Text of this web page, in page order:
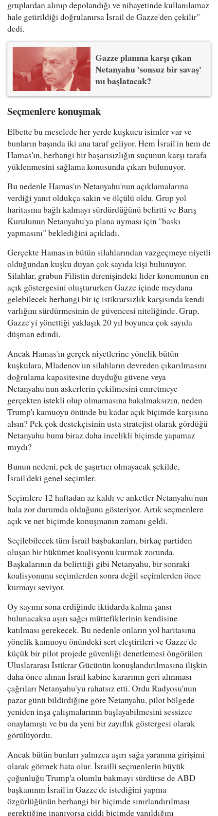
gruplardan alınıp depolandığı ve nihayetinde kullanılamaz
hale getirildiği doğrulanırsa İsrail de Gazze'den çekilir"
dedi.
Gazze planına karşı çıkan
Netanyahu 'sonsuz bir savaş'
mı başlatacak?
Seçmenlere konuşmak
Elbette bu meselede her yerde kuşkucu isimler var ve
bunların başında iki ana taraf geliyor. Hem İsrail'in hem de
Hamas'ın, herhangi bir başarısızlığın suçunun karşı tarafa
yüklenmesini sağlama konusunda çıkarı bulunuyor.
Bu nedenle Hamas'ın Netanyahu'nun açıklamalarına
verdiği yanıt oldukça sakin ve ölçülü oldu. Grup yol
haritasına bağlı kalmayı sürdürdüğünü belirtti ve Barış
Kurulunun Netanyahu'ya plana uyması için "baskı
yapmasını" beklediğini açıkladı.
Gerçekte Hamas'ın bütün silahlarından vazgeçmeye niyetli
olduğundan kuşku duyan çok sayıda kişi bulunuyor.
Silahlar, grubun Filistin direnişindeki lider konumunun en
açık göstergesini oluştururken Gazze içinde meydana
gelebilecek herhangi bir iç istikrarsızlık karşısında kendi
varlığını sürdürmesinin de güvencesi niteliğinde. Grup,
Gazze'yi yönettiği yaklaşık 20 yıl boyunca çok sayıda
düşman edindi.
Ancak Hamas'ın gerçek niyetlerine yönelik bütün
kuşkulara, Mladenov'un silahların devreden çıkarılmasını
doğrulama kapasitesine duyduğu güvene veya
Netanyahu'nun askerlerin çekilmesini emretmeye
gerçekten istekli olup olmamasına bakılmaksızın, neden
Trump'ı kamuoyu önünde bu kadar açık biçimde karşısına
alsın? Pek çok destekçisinin usta stratejist olarak gördüğü
Netanyahu bunu biraz daha incelikli biçimde yapamaz
mıydı?
Bunun nedeni, pek de şaşırtıcı olmayacak şekilde,
İsrail'deki genel seçimler.
Seçimlere 12 haftadan az kaldı ve anketler Netanyahu'nun
hala zor durumda olduğunu gösteriyor. Artık seçmenlere
açık ve net biçimde konuşmanın zamanı geldi.
Seçilebilecek tüm İsrail başbakanları, birkaç partiden
oluşan bir hükümet koalisyonu kurmak zorunda.
Başkalarının da belirttiği gibi Netanyahu, bir sonraki
koalisyonunu seçimlerden sonra değil seçimlerden önce
kurmayı seviyor.
Oy sayımı sona erdiğinde iktidarda kalma şansı
bulunacaksa aşırı sağcı müttefiklerinin kendisine
katılması gerekecek. Bu nedenle onların yol haritasına
yönelik kamuoyu önündeki sert eleştirileri ve Gazze'de
küçük bir pilot projede güvenliği denetlemesi öngörülen
Uluslararası İstikrar Gücünün konuşlandırılmasına ilişkin
daha önce alınan İsrail kabine kararının geri alınması
çağrıları Netanyahu'yu rahatsız etti. Ordu Radyosu'nun
pazar günü bildirdiğine göre Netanyahu, pilot bölgede
yeniden inşa çalışmalarının başlayabilmesini sessizce
onaylamıştı ve bu da yeni bir zayıflık göstergesi olarak
görülüyordu.
Ancak bütün bunları yalnızca aşırı sağa yaranma girişimi
olarak görmek hata olur. İsrailli seçmenlerin büyük
çoğunluğu Trump'a olumlu bakmayı sürdürse de ABD
başkanının İsrail'in Gazze'de istediğini yapma
özgürlüğünün herhangi bir biçimde sınırlandırılması
gerektiğine inanıyorsa ciddi biçimde yanıldığını